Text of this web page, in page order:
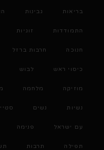
בריאות גבינות
התמודדות זוגיות
חנוכה חרבות ברזל
כיסוי ראש לבוש
מוזיקה מלחמה
נשיות נשים
עם ישראל פנימה
תפילה תרבות